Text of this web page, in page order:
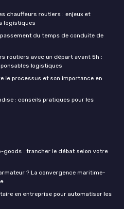
chauffeurs routiers : enjeux et
logistiques
du temps de conduite de
routiers avec un départ avant 5h :
logistiques
le processus et son importance en
: conseils pratiques pour les
: trancher le débat selon votre
? La convergence maritime-
en entreprise pour automatiser les